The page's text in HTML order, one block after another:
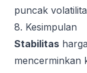
puncak
8. Kesimpulan
Stabilitas
mencerminkan